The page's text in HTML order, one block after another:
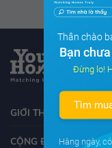
Không
GIỚI THIỆU VỀ
CỘNG ĐỒNG
Thân chào
Bạn
Đừng lo!
Tìm
Hàng ngày,